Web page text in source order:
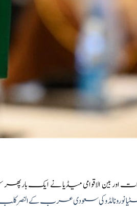
اور بین الاقوامی میڈیا نے ایک
کی سعودی عرب کے النصر کلب میں 200 ملین یورو سے زیادہ کی ڈیل میں